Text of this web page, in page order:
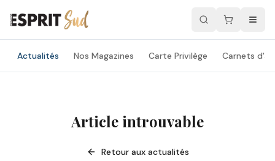
Actualités Nos Magazines Carte Privilège Carnets
Article introuvable
Retour aux actualités